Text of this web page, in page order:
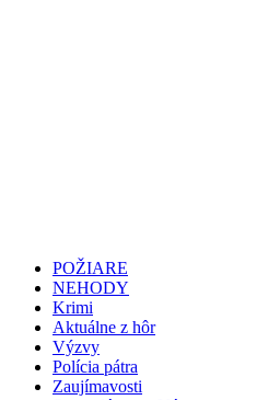
POŽIARE
NEHODY
Krimi
Aktuálne z hôr
Výzvy
Polícia pátra
Zaujímavosti